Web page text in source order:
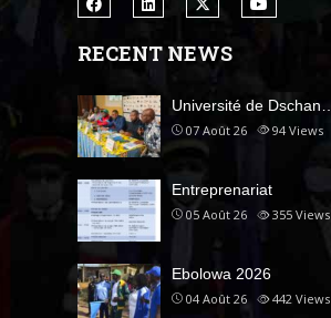
RECENT NEWS
Université de Dschan…
07 Août 26 94Views
Entreprenariat
05 Août 26 355 Views
Ebolowa 2026
04 Août 26 442 Views